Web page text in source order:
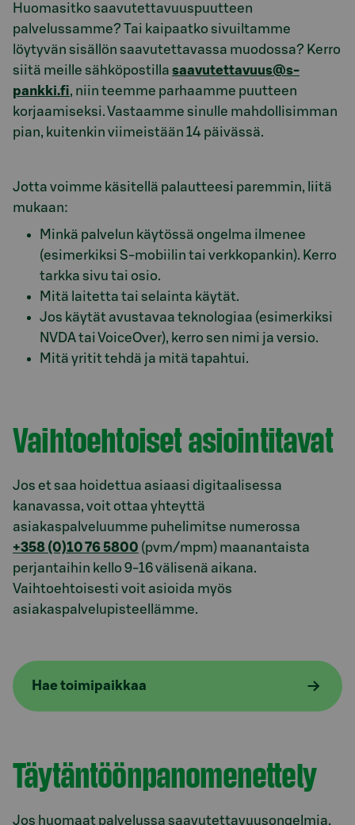
Huomasitko saavutettavuuspuutteen
palvelussamme? Tai kaipaatko sivuiltamme
löytyvän sisällön saavutettavassa muodossa? Kerro
siitä meille sähköpostilla saavutettavuus@s-
pankki.fi, niin teemme parhaamme puutteen
korjaamiseksi. Vastaamme sinulle mahdollisimman
pian, kuitenkin viimeistään 14 päivässä.
Jotta voimme käsitellä palautteesi paremmin, liitä
mukaan:
Minkä palvelun käytössä ongelma ilmenee
(esimerkiksi S-mobiilin tai verkkopankin). Kerro
tarkka sivu tai osio.
Mitä laitetta tai selainta käytät.
Jos käytät avustavaa teknologiaa (esimerkiksi
NVDA tai VoiceOver), kerro sen nimi ja versio.
Mitä yritit tehdä ja mitä tapahtui.
Vaihtoehtoiset asiointitavat
Jos et saa hoidettua asiaasi digitaalisessa
kanavassa, voit ottaa yhteyttä
asiakaspalveluumme puhelimitse numerossa
+358 (0)10 76 5800 (pvm/mpm) maanantaista
perjantaihin kello 9-16 välisenä aikana.
Vaihtoehtoisesti voit asioida myös
asiakaspalvelupisteellämme.
Hae toimipaikkaa
Täytäntöönpanomenettely
Jos huomaat palvelussa saavutettavuusongelmia,